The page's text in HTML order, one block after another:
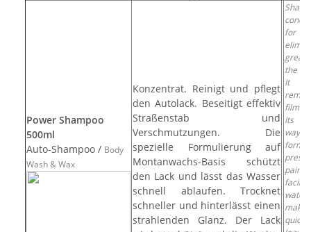
Power Shampoo
500ml
Auto-Shampoo / Body
Wash & Wax
Konzentrat. Reinigt und pflegt
den Autolack. Beseitigt effektiv
Straßenstab und
Verschmutzungen. Die
spezielle Formulierung auf
Montanwachs-Basis schützt
den Lack und lässt das Wasser
schnell ablaufen. Trocknet
schneller und hinterlässt einen
strahlenden Glanz. Der Lack
for
the
It
film
Its
way-